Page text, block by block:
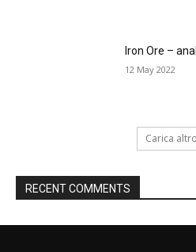
Iron Ore –
12 May 2022
Carica altro
RECENT COMMENTS